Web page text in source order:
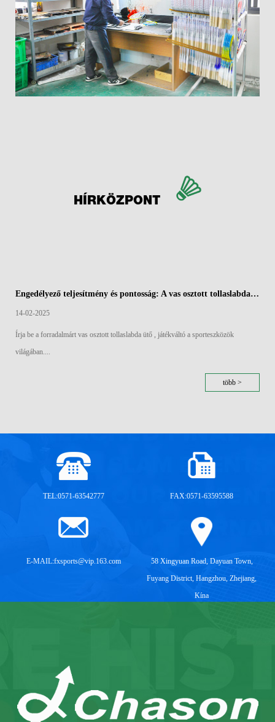
HÍRKÖZPONT
Engedélyező teljesítmény és pontosság: A vas osztott tollaslabda ütők aerodinamikai széle
14-02-2025
Írja be a forradalmárt vas osztott tollaslabda ütő , játékváltó a sporteszközök
világában....
több >
TEL:0571-63542777 FAX:0571-63595588
E-MAIL:fxsports@vip.163.com
58 Xingyuan Road, Dayuan Town,
Fuyang District, Hangzhou, Zhejiang,
Kína